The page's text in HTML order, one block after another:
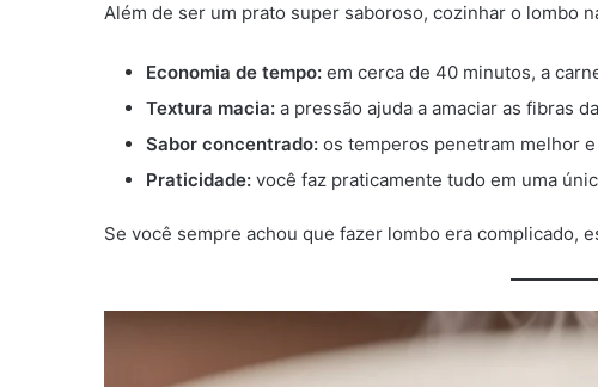
Além de ser um prato super saboroso, cozinhar o lombo
Economia de tempo: em cerca de 40 minutos, a
Textura macia: a pressão ajuda a amaciar as fibras
Sabor concentrado: os temperos penetram melhor
Praticidade: você faz praticamente tudo em uma
Se você sempre achou que fazer lombo era complicado,